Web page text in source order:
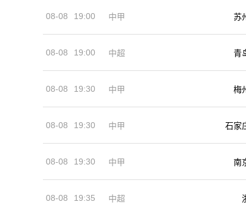
08-08 19:00 中甲 苏
08-08 19:00 中超 青
08-08 19:30 中甲 梅
08-08 19:30 中甲 石家
08-08 19:30 中甲 南
08-08 19:35 中超